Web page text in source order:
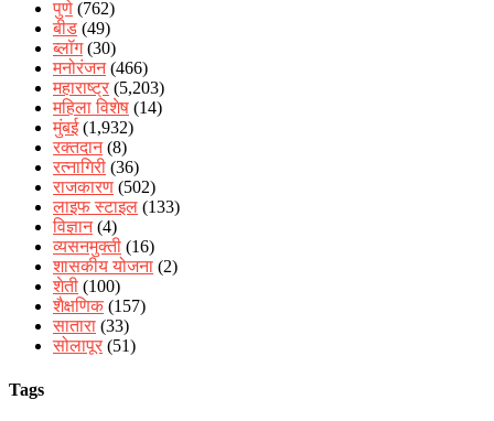
पुणे (762)
बीड (49)
ब्लॉग(30)
मनोरंजन(466)
महाराष्ट्र (5,203)
महिला विशेष (14)
मुंबई(1,932)
रक्‍तदान(8)
रत्नागिरी (36)
राजकारण (502)
लाइफ स्टाइल (133)
विज्ञान(4)
व्यसनमुक्ती (16)
शासकीय योजना (2)
शेती (100)
शैक्षणिक (157)
सातारा (33)
सोलापूर (51)
Tags